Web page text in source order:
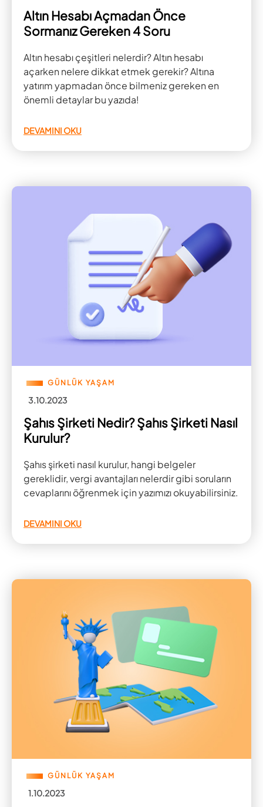
Altın Hesabı Açmadan Önce
Sormanız Gereken 4 Soru
Altın hesabı çeşitleri nelerdir? Altın hesabı
açarken nelere dikkat etmek gerekir? Altına
yatırım yapmadan önce bilmeniz gereken en
önemli detaylar bu yazıda!
DEVAMINI OKU
GÜNLÜK YAŞAM
3.10.2023
Şahıs Şirketi Nedir? Şahıs Şirketi Nasıl
Kurulur?
Şahıs şirketi nasıl kurulur, hangi belgeler
gereklidir, vergi avantajları nelerdir gibi soruların
cevaplarını öğrenmek için yazımızı okuyabilirsiniz.
DEVAMINI OKU
GÜNLÜK YAŞAM
1.10.2023